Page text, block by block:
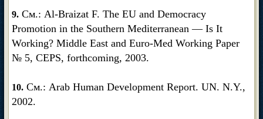
9. См.: Al-Braizat F. The EU and Democracy
Promotion in the Southern Mediterranean — Is It
Working? Middle East and Euro-Med Working Paper
№ 5, CEPS, forthcoming, 2003.
10. См.: Arab Human Development Report. UN. N.Y.,
2002.